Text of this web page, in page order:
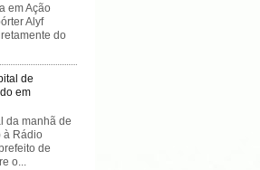
em Ação
Alyf
do
de
em
da manhã de
à Rádio
de
o...